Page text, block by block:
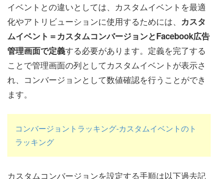
イベントとの違いとしては、カスタムイベントを最適
化やアトリビューションに使用するためには、
カスタ
ムイベント＝カスタムコンバージョンとFacebook広告
管理画面で定義する必要があります。定義を完了する
ことで管理画面の列としてカスタムイベントが表示さ
れ、コンバージョンとして数値確認を行うことができ
ます。
コンバージョントラッキング-カスタムイベントのト
ラッキング
カスタムコンバージョンを設定する手順は以下過去記